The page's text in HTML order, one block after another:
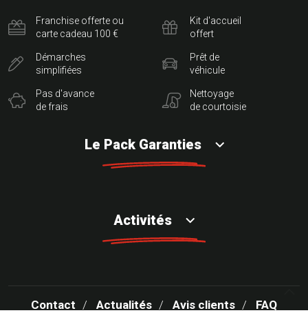
Franchise offerte ou
carte cadeau 100 €
Démarches
simplifiées
Pas d'avance
de frais
Kit d'accueil
offert
Prêt de
véhicule
Nettoyage
de courtoisie
Le Pack Garanties
Activités
Contact Actualités Avis clients
FAQ